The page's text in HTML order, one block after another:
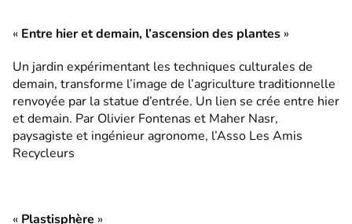
« Entre hier et demain, l’ascension des plantes »
Un jardin expérimentant les techniques culturales de
demain, transforme l’image de l’agriculture traditionnelle
renvoyée par la statue d’entrée. Un lien se crée entre hier
et demain. Par Olivier Fontenas et Maher Nasr,
paysagiste et ingénieur agronome, l’Asso Les Amis
Recycleurs
« Plastisphère »